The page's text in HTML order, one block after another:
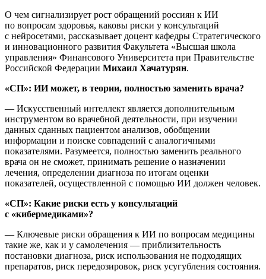
О чем сигнализирует рост обращений россиян к ИИ
по вопросам здоровья, каковы риски у консультаций
с нейросетями, рассказывает доцент кафедры Стратегического
и инновационного развития Факультета «Высшая школа
управления» Финансового Университета при Правительстве
Российской Федерации Михаил Хачатурян.
«СП»: ИИ может, в теории, полностью заменить врача?
— Искусственный интеллект является дополнительным
инструментом во врачебной деятельности, при изучении
данных сданных пациентом анализов, обобщении
информации и поиске совпадений с аналогичными
показателями. Разумеется, полностью заменить реального
врача он не сможет, принимать решение о назначении
лечения, определении диагноза по итогам оценки
показателей, осуществленной с помощью ИИ должен человек.
«СП»: Какие риски есть у консультаций
с «кибермедиками»?
— Ключевые риски обращения к ИИ по вопросам медицины
такие же, как и у самолечения — приблизительность
постановки диагноза, риск использования не подходящих
препаратов, риск передозировок, риск усугубления состояния.